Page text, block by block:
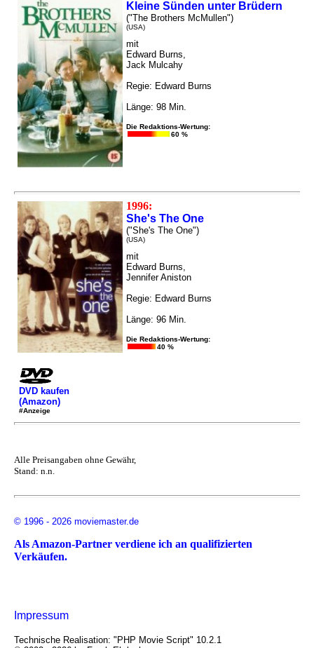
Kleine Sünden unter Brüdern
("The Brothers McMullen")
(USA)
mit
Edward Burns,
Jack Mulcahy
Regie: Edward Burns
Länge: 98 Min.
Die Redaktions-Wertung:
60 %
1996:
She's The One
("She's The One")
(USA)
mit
Edward Burns,
Jennifer Aniston
Regie: Edward Burns
Länge: 96 Min.
Die Redaktions-Wertung:
40 %
DVD kaufen
(Amazon)
#Anzeige
Alle Preisangaben ohne Gewähr,
Stand: n.n.
© 1996 - 2026 moviemaster.de
Als Amazon-Partner verdiene ich an qualifizierten
Verkäufen.
Impressum
Technische Realisation: "PHP Movie Script" 10.2.1